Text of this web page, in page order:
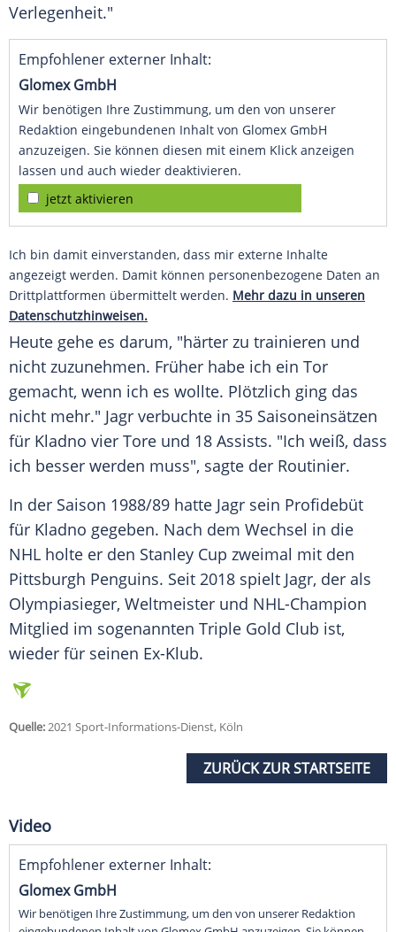
Verlegenheit."
Empfohlener externer Inhalt:
Glomex GmbH
Wir benötigen Ihre Zustimmung, um den von unserer
Redaktion eingebundenen Inhalt von Glomex GmbH
anzuzeigen. Sie können diesen mit einem Klick anzeigen
lassen und auch wieder deaktivieren.
jetzt aktivieren
Ich bin damit einverstanden, dass mir externe Inhalte
angezeigt werden. Damit können personenbezogene Daten an
Drittplattformen übermittelt werden. Mehr dazu in unseren
Datenschutzhinweisen.
Heute gehe es darum, "härter zu trainieren und
nicht zuzunehmen. Früher habe ich ein Tor
gemacht, wenn ich es wollte. Plötzlich ging das
nicht mehr." Jagr verbuchte in 35 Saisoneinsätzen
für Kladno vier Tore und 18 Assists. "Ich weiß, dass
ich besser werden muss", sagte der Routinier.
In der Saison 1988/89 hatte Jagr sein Profidebüt
für Kladno gegeben. Nach dem Wechsel in die
NHL holte er den Stanley Cup zweimal mit den
Pittsburgh Penguins. Seit 2018 spielt Jagr, der als
Olympiasieger, Weltmeister und NHL-Champion
Mitglied im sogenannten Triple Gold Club ist,
wieder für seinen Ex-Klub.
Quelle:2021 Sport-Informations-Dienst, Köln
ZURÜCK ZUR STARTSEITE
Video
Empfohlener externer Inhalt:
Glomex GmbH
Wir benötigen Ihre Zustimmung, um den von unserer Redaktion